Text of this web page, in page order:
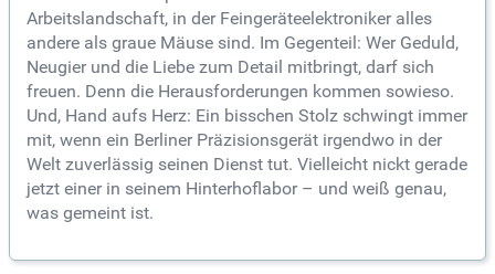
Arbeitslandschaft, in der Feingeräteelektroniker alles
andere als graue Mäuse sind. Im Gegenteil: Wer Geduld,
Neugier und die Liebe zum Detail mitbringt, darf sich
freuen. Denn die Herausforderungen kommen sowieso.
Und, Hand aufs Herz: Ein bisschen Stolz schwingt immer
mit, wenn ein Berliner Präzisionsgerät irgendwo in der
Welt zuverlässig seinen Dienst tut. Vielleicht nickt gerade
jetzt einer in seinem Hinterhoflabor – und weiß genau,
was gemeint ist.